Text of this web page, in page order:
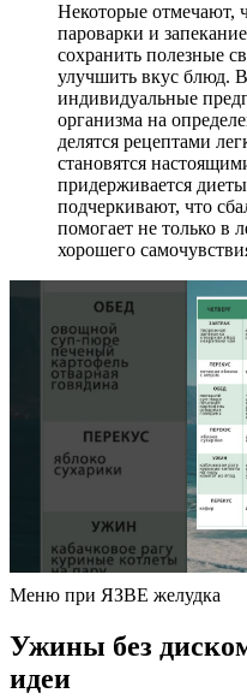
Некоторые отмечают,
пароварки и
сохранить полезные
улучшить вкус блюд.
индивидуальные
организма на
делятся рецептами
становятся
придерживается
подчеркивают, что
помогает не только в
хорошего
Меню при ЯЗВЕ желудка
Ужины без
идеи